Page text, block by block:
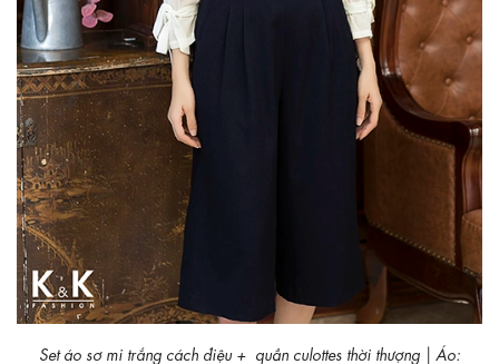
Set áo sơ mi trắng cách điệu + quần culottes thời thượng | Áo: